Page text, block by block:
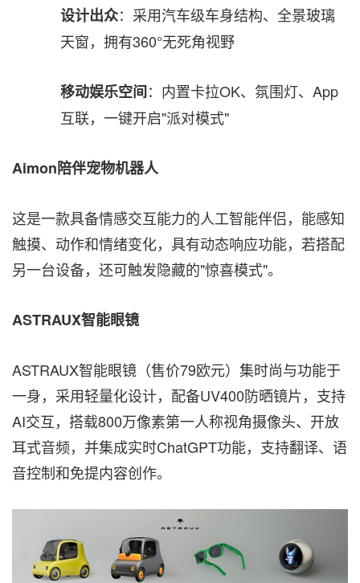
设计出众：采用汽车级车身结构、全景玻璃
天窗，拥有360°无死角视野
移动娱乐空间：内置卡拉OK、氛围灯、App
互联，一键开启"派对模式"
Aimon陪伴宠物机器人
这是一款具备情感交互能力的人工智能伴侣，能感知
触摸、动作和情绪变化，具有动态响应功能，若搭配
另一台设备，还可触发隐藏的"惊喜模式"。
ASTRAUX智能眼镜
ASTRAUX智能眼镜（售价79欧元）集时尚与功能于
一身，采用轻量化设计，配备UV400防晒镜片，支持
AI交互，搭载800万像素第一人称视角摄像头、开放
耳式音频，并集成实时ChatGPT功能，支持翻译、语
音控制和免提内容创作。